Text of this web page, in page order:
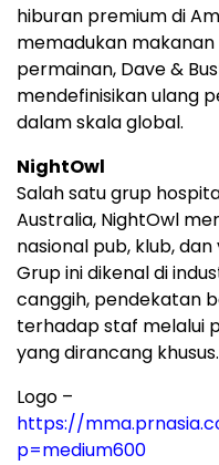
hiburan premium di
memadukan
permainan, Dave &
mendefinisikan ulang
dalam skala global.
NightOwl
Salah satu grup
Australia, NightOwl
nasional pub, klub,
Grup ini dikenal di
canggih, pendekatan
terhadap staf melalui
yang dirancang khusus.
Logo –
https://
p=medium600